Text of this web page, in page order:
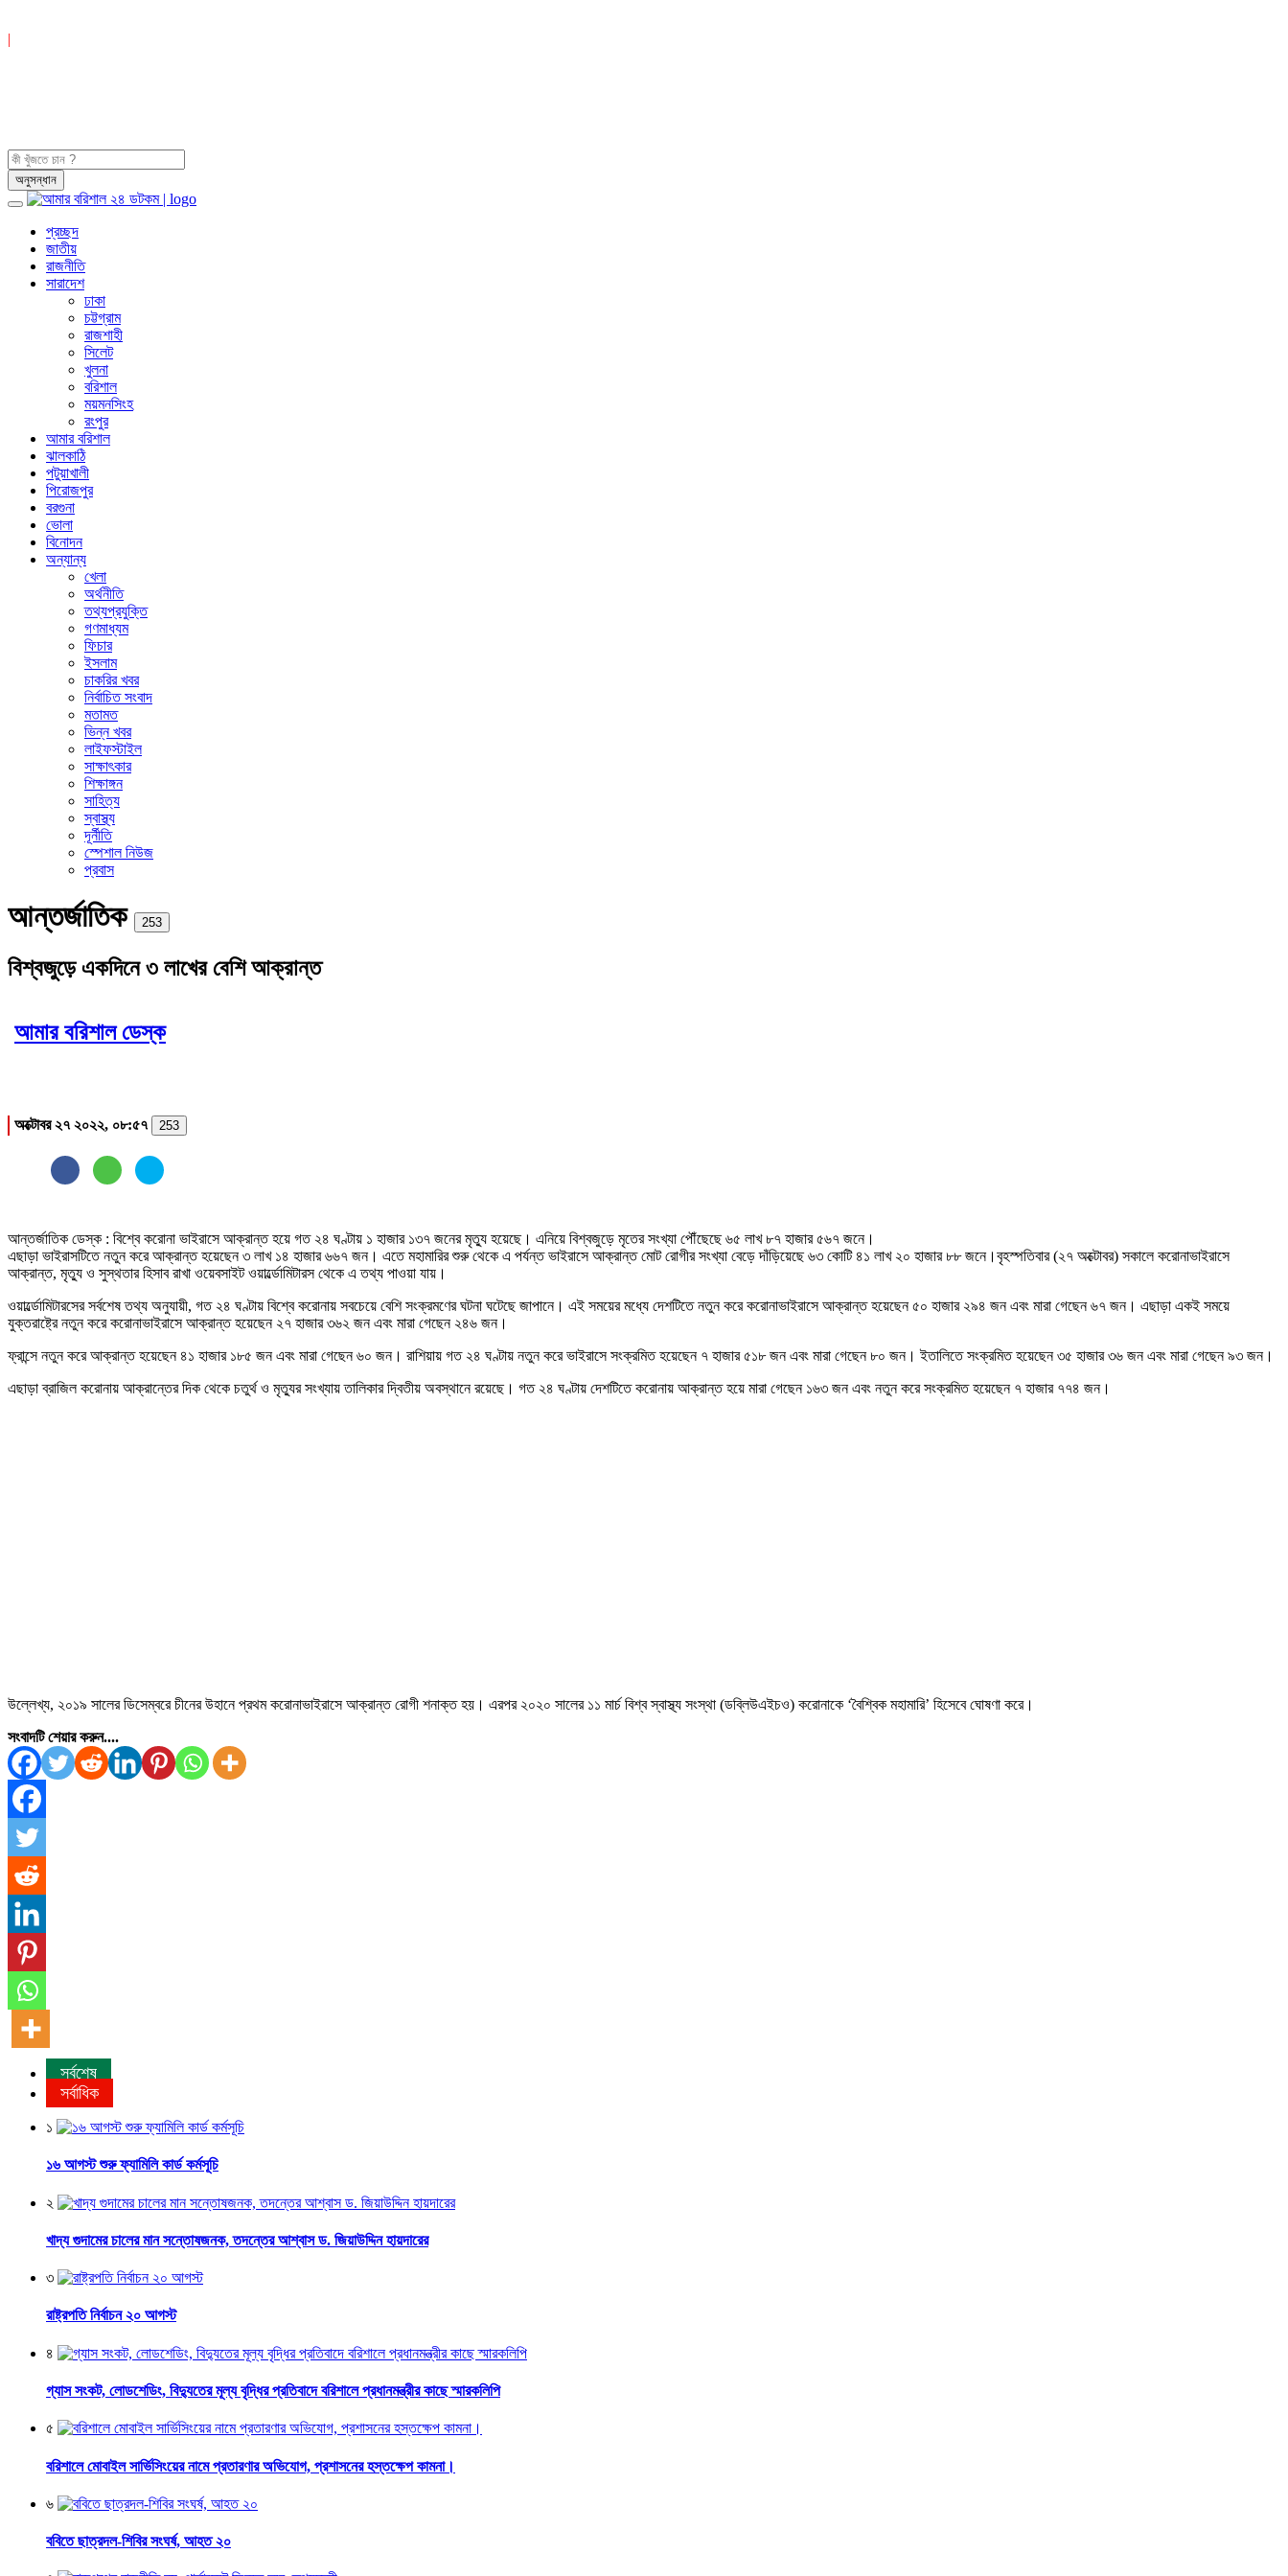
|
প্রচ্ছদ
জাতীয়
রাজনীতি
সারাদেশ
ঢাকা
চট্টগ্রাম
রাজশাহী
সিলেট
খুলনা
বরিশাল
ময়মনসিংহ
রংপুর
আমার বরিশাল
ঝালকাঠি
পটুয়াখালী
পিরোজপুর
বরগুনা
ভোলা
বিনোদন
অন্যান্য
খেলা
অর্থনীতি
তথ্যপ্রযুক্তি
গণমাধ্যম
ফিচার
ইসলাম
চাকরির খবর
নির্বাচিত সংবাদ
মতামত
ভিন্ন খবর
লাইফস্টাইল
সাক্ষাৎকার
শিক্ষাঙ্গন
সাহিত্য
স্বাস্থ্য
দূর্নীতি
স্পেশাল নিউজ
প্রবাস
আন্তর্জাতিক 253
বিশ্বজুড়ে একদিনে ৩ লাখের বেশি আক্রান্ত
আমার বরিশাল ডেস্ক
অক্টোবর ২৭ ২০২২, ০৮:৫৭ 253
আন্তর্জাতিক ডেস্ক : বিশ্বে করোনা ভাইরাসে আক্রান্ত হয়ে গত ২৪ ঘণ্টায় ১ হাজার ১৩৭ জনের মৃত্যু হয়েছে। এনিয়ে বিশ্বজুড়ে মৃতের সংখ্যা পৌঁছেছে ৬৫ লাখ ৮৭ হাজার ৫৬৭ জনে।
এছাড়া ভাইরাসটিতে নতুন করে আক্রান্ত হয়েছেন ৩ লাখ ১৪ হাজার ৬৬৭ জন। এতে মহামারির শুরু থেকে এ পর্যন্ত ভাইরাসে আক্রান্ত মোট রোগীর সংখ্যা বেড়ে দাঁড়িয়েছে ৬৩ কোটি ৪১ লাখ ২০ হাজার ৮৮ জনে।বৃহস্পতিবার (২৭ অক্টোবর) সকালে করোনাভাইরাসে
আক্রান্ত, মৃত্যু ও সুস্থতার হিসাব রাখা ওয়েবসাইট ওয়ার্ল্ডোমিটারস থেকে এ তথ্য পাওয়া যায়।
ওয়ার্ল্ডোমিটারসের সর্বশেষ তথ্য অনুযায়ী, গত ২৪ ঘণ্টায় বিশ্বে করোনায় সবচেয়ে বেশি সংক্রমণের ঘটনা ঘটেছে জাপানে। এই সময়ের মধ্যে দেশটিতে নতুন করে করোনাভাইরাসে আক্রান্ত হয়েছেন ৫০ হাজার ২৯৪ জন এবং মারা গেছেন ৬৭ জন। এছাড়া একই সময়ে
যুক্তরাষ্ট্রে নতুন করে করোনাভাইরাসে আক্রান্ত হয়েছেন ২৭ হাজার ৩৬২ জন এবং মারা গেছেন ২৪৬ জন।
ফ্রান্সে নতুন করে আক্রান্ত হয়েছেন ৪১ হাজার ১৮৫ জন এবং মারা গেছেন ৬০ জন। রাশিয়ায় গত ২৪ ঘণ্টায় নতুন করে ভাইরাসে সংক্রমিত হয়েছেন ৭ হাজার ৫১৮ জন এবং মারা গেছেন ৮০ জন। ইতালিতে সংক্রমিত হয়েছেন ৩৫ হাজার ৩৬ জন এবং মারা গেছেন ৯৩ জন।
এছাড়া ব্রাজিল করোনায় আক্রান্তের দিক থেকে চতুর্থ ও মৃত্যুর সংখ্যায় তালিকার দ্বিতীয় অবস্থানে রয়েছে। গত ২৪ ঘণ্টায় দেশটিতে করোনায় আক্রান্ত হয়ে মারা গেছেন ১৬৩ জন এবং নতুন করে সংক্রমিত হয়েছেন ৭ হাজার ৭৭৪ জন।
উল্লেখ্য, ২০১৯ সালের ডিসেম্বরে চীনের উহানে প্রথম করোনাভাইরাসে আক্রান্ত রোগী শনাক্ত হয়। এরপর ২০২০ সালের ১১ মার্চ বিশ্ব স্বাস্থ্য সংস্থা (ডব্লিউএইচও) করোনাকে ‘বৈশ্বিক মহামারি’ হিসেবে ঘোষণা করে।
সংবাদটি শেয়ার করুন....
সর্বশেষ
সর্বাধিক
১
১৬ আগস্ট শুরু ফ্যামিলি কার্ড কর্মসূচি
২
খাদ্য গুদামের চালের মান সন্তোষজনক, তদন্তের আশ্বাস ড. জিয়াউদ্দিন হায়দারের
৩
রাষ্ট্রপতি নির্বাচন ২০ আগস্ট
৪
গ্যাস সংকট, লোডশেডিং, বিদ্যুতের মূল্য বৃদ্ধির প্রতিবাদে বরিশালে প্রধানমন্ত্রীর কাছে স্মারকলিপি
৫
বরিশালে মোবাইল সার্ভিসিংয়ের নামে প্রতারণার অভিযোগ, প্রশাসনের হস্তক্ষেপ কামনা।
৬
ববিতে ছাত্রদল-শিবির সংঘর্ষ, আহত ২০